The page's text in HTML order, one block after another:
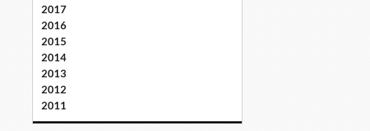
2017
2016
2015
2014
2013
2012
2011